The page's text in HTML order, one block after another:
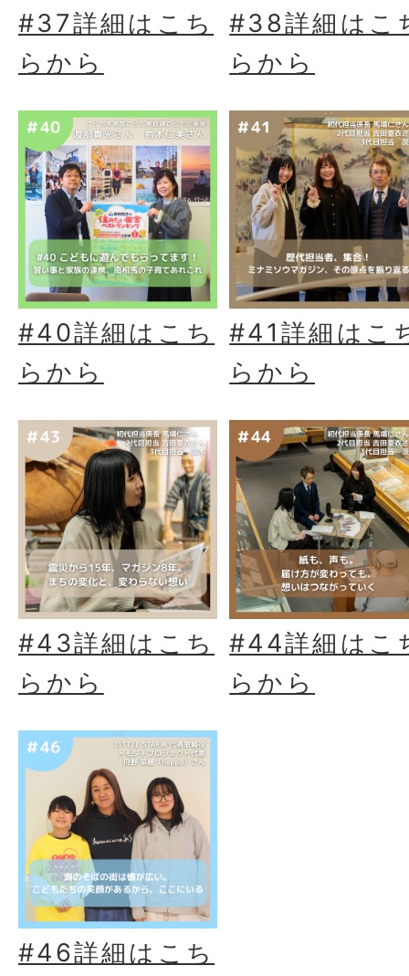
#37詳細はこち
らから
#38詳細はこ
らから
#40詳細はこち
らから
#41詳細はこ
らから
#43詳細はこち
らから
#44詳細はこ
らから
#46詳細はこち